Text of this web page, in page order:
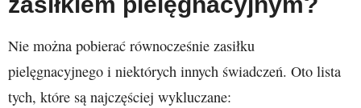
Nie można pobierać równocześnie zasiłku
pielęgnacyjnego i niektórych innych świadczeń. Oto lista
tych, które są najczęściej wykluczane: